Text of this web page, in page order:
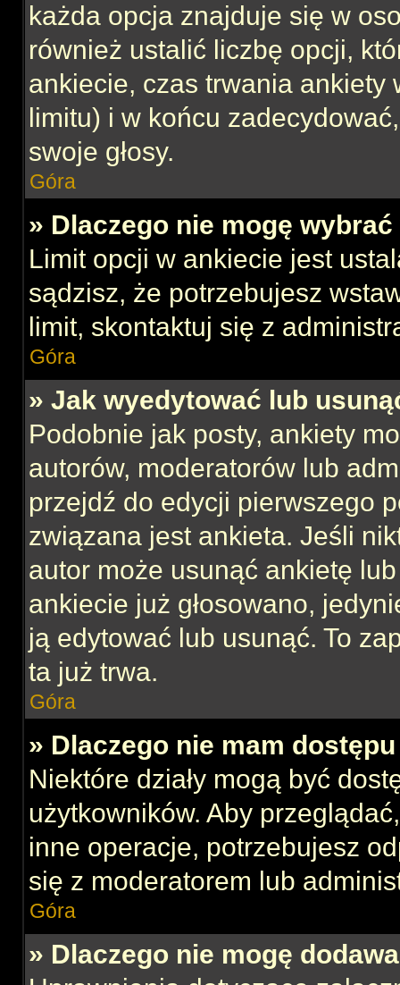
każda opcja znajduje się w
również ustalić liczbę opcji,
ankiecie, czas trwania ankiety
limitu) i w końcu
swoje głosy.
Góra
» Dlaczego nie mogę
Limit opcji w ankiecie jest
sądzisz, że potrzebujesz
limit, skontaktuj się z
Góra
» Jak wyedytować lub
Podobnie jak posty, ankiety
autorów, moderatorów lub
przejdź do edycji pierwszego
związana jest ankieta. Jeśli
autor może usunąć ankietę
ankiecie już głosowano,
ją edytować lub usunąć. To
ta już trwa.
Góra
» Dlaczego nie mam dostępu
Niektóre działy mogą być
użytkowników. Aby
inne operacje, potrzebujesz
się z moderatorem lub
Góra
» Dlaczego nie mogę